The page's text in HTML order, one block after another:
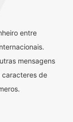
entre
mensagens
caracteres de